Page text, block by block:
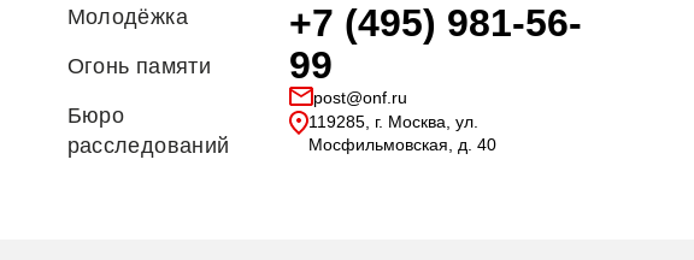
Молодёжка
Огонь памяти
Бюро
расследований
+7 (495) 981-56-
99
post@onf.ru
119285, г. Москва, ул.
Мосфильмовская, д. 40